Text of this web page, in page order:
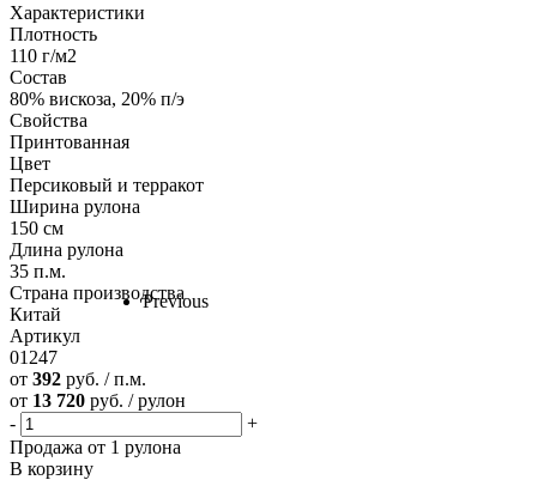
Previous
Характеристики
Плотность
110 г/м2
Состав
80% вискоза, 20% п/э
Свойства
Принтованная
Цвет
Персиковый и терракот
Ширина рулона
150 см
Длина рулона
35 п.м.
Страна производства
Китай
Артикул
01247
от 392 руб. / п.м.
от 13 720 руб. / рулон
-
+
Продажа от 1 рулона
В корзину